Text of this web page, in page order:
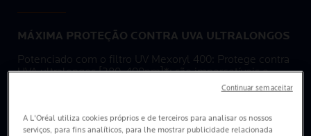
MÁXIMA PROTEÇÃO CONTRA UVA ULTRALONGOS
Potenciado com o filtro UV Mexoryl 400: Protege contra
UVA ultralongos [380-400nm]*: são impercetíveis e
prejudiciais e representam 30% dos raios UV que
A L'Oréal utiliza cookies próprios e de terceiros para analisar os nossos
serviços, para fins analíticos, para lhe mostrar publicidade relacionada
Continuar sem aceitar